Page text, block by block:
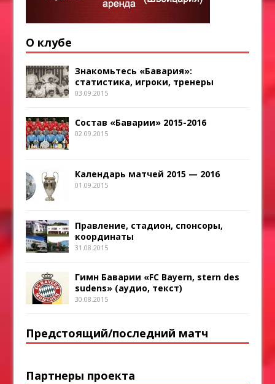
О клубе
Знакомьтесь «Бавария»:
статистика, игроки, тренеры
03.09.2015
Состав «Баварии» 2015-2016
02.09.2015
Календарь матчей 2015 — 2016
01.09.2015
Правление, стадион, спонсоры,
координаты
31.08.2015
Гимн Баварии «FC Bayern, stern des
sudens» (аудио, текст)
30.08.2015
Предстоящий/последний матч
Партнеры проекта